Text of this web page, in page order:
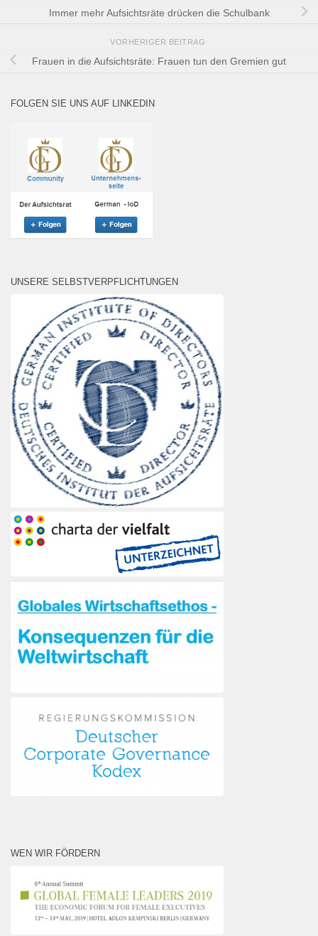
Immer mehr Aufsichtsräte drücken die Schulbank
VORHERIGER BEITRAG
Frauen in die Aufsichtsräte: Frauen tun den Gremien gut
FOLGEN SIE UNS AUF LINKEDIN
UNSERE SELBSTVERPFLICHTUNGEN
WEN WIR FÖRDERN